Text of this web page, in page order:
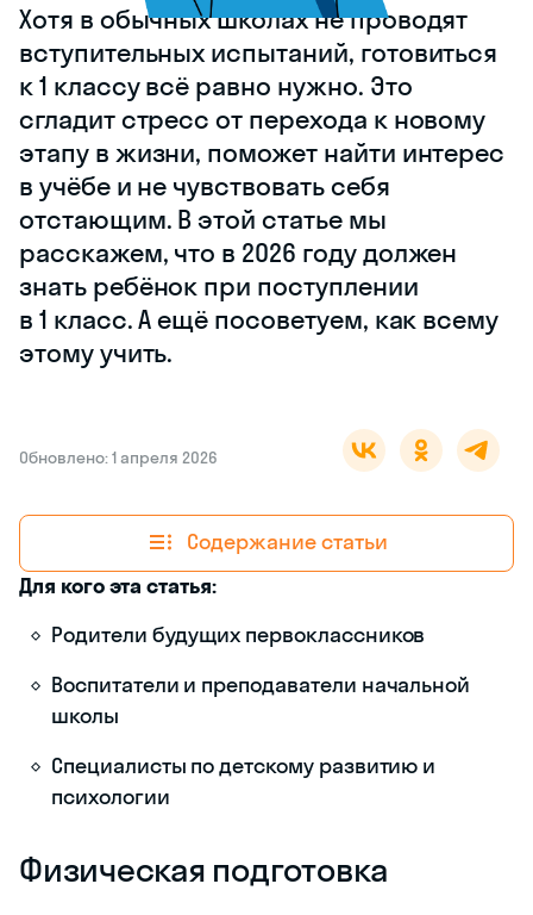
Хотя в обычных школах не проводят
вступительных испытаний, готовиться
к 1 классу всё равно нужно. Это
сгладит стресс от перехода к новому
этапу в жизни, поможет найти интерес
в учёбе и не чувствовать себя
отстающим. В этой статье мы
расскажем, что в 2026 году должен
знать ребёнок при поступлении
в 1 класс. А ещё посоветуем, как всему
этому учить.
Обновлено: 1 апреля 2026
Содержание статьи
Для кого эта статья:
Родители будущих первоклассников
Воспитатели и преподаватели начальной
школы
Специалисты по детскому развитию и
психологии
Физическая подготовка